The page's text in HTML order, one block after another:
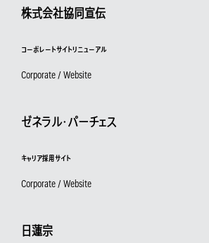
株式会社協同宣伝
コーポレートサイトリニューアル
Corporate / Website
ゼネラル・パーチェス
キャリア採用サイト
Corporate / Website
日蓮宗